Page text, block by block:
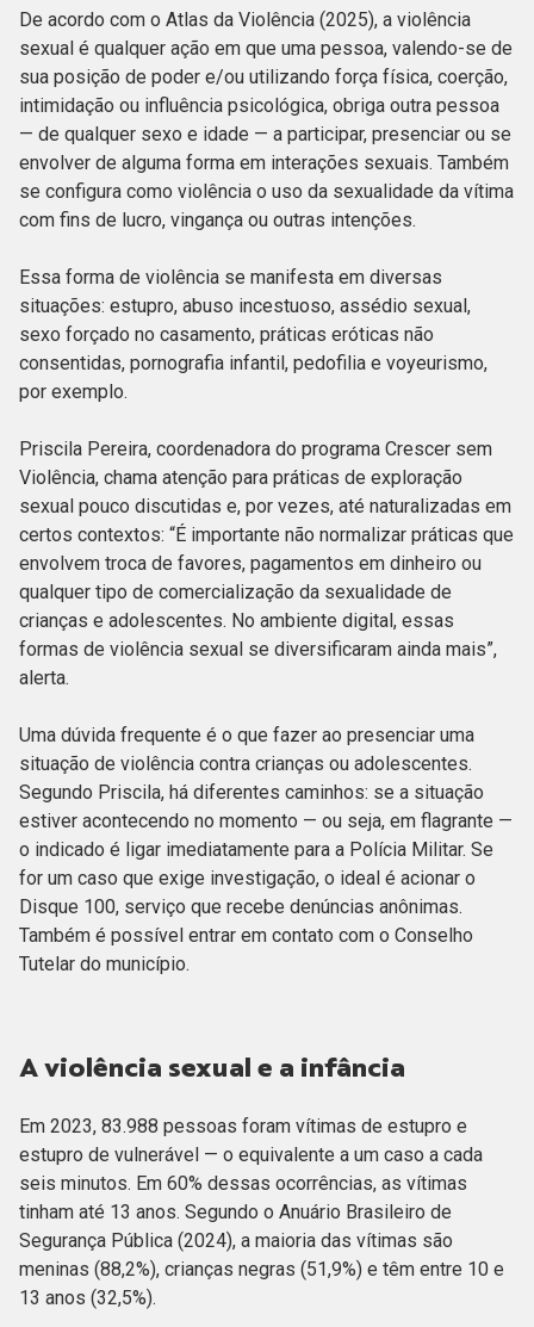
De acordo com o Atlas da Violência (2025), a violência
sexual é qualquer ação em que uma pessoa, valendo-se de
sua posição de poder e/ou utilizando força física, coerção,
intimidação ou influência psicológica, obriga outra pessoa
— de qualquer sexo e idade — a participar, presenciar ou se
envolver de alguma forma em interações sexuais. Também
se configura como violência o uso da sexualidade da vítima
com fins de lucro, vingança ou outras intenções.
Essa forma de violência se manifesta em diversas
situações: estupro, abuso incestuoso, assédio sexual,
sexo forçado no casamento, práticas eróticas não
consentidas, pornografia infantil, pedofilia e voyeurismo,
por exemplo.
Priscila Pereira, coordenadora do programa Crescer sem
Violência, chama atenção para práticas de exploração
sexual pouco discutidas e, por vezes, até naturalizadas em
certos contextos: “É importante não normalizar práticas que
envolvem troca de favores, pagamentos em dinheiro ou
qualquer tipo de comercialização da sexualidade de
crianças e adolescentes. No ambiente digital, essas
formas de violência sexual se diversificaram ainda mais”,
alerta.
Uma dúvida frequente é o que fazer ao presenciar uma
situação de violência contra crianças ou adolescentes.
Segundo Priscila, há diferentes caminhos: se a situação
estiver acontecendo no momento — ou seja, em flagrante —
o indicado é ligar imediatamente para a Polícia Militar. Se
for um caso que exige investigação, o ideal é acionar o
Disque 100, serviço que recebe denúncias anônimas.
Também é possível entrar em contato com o Conselho
Tutelar do município.
A violência sexual e a infância
Em 2023, 83.988 pessoas foram vítimas de estupro e
estupro de vulnerável — o equivalente a um caso a cada
seis minutos. Em 60% dessas ocorrências, as vítimas
tinham até 13 anos. Segundo o Anuário Brasileiro de
Segurança Pública (2024), a maioria das vítimas são
meninas (88,2%), crianças negras (51,9%) e têm entre 10 e
13 anos (32,5%).